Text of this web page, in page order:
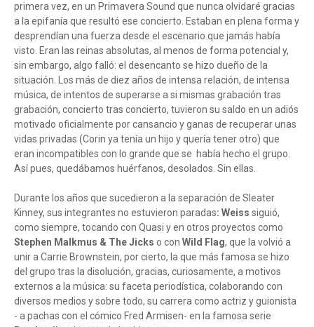
primera vez, en un Primavera Sound que nunca olvidaré gracias
a la epifanía que resultó ese concierto. Estaban en plena forma y
desprendían una fuerza desde el escenario que jamás había
visto. Eran las reinas absolutas, al menos de forma potencial y,
sin embargo, algo falló: el desencanto se hizo dueño de la
situación. Los más de diez años de intensa relación, de intensa
música, de intentos de superarse a si mismas grabación tras
grabación, concierto tras concierto, tuvieron su saldo en un adiós
motivado oficialmente por cansancio y ganas de recuperar unas
vidas privadas (Corin ya tenía un hijo y quería tener otro) que
eran incompatibles con lo grande que se había hecho el grupo.
Así pues, quedábamos huérfanos, desolados. Sin ellas.
Durante los años que sucedieron a la separación de Sleater
Kinney, sus integrantes no estuvieron paradas: Weiss siguió,
como siempre, tocando con Quasi y en otros proyectos como
Stephen Malkmus & The Jicks o con Wild Flag, que la volvió a
unir a Carrie Brownstein, por cierto, la que más famosa se hizo
del grupo tras la disolución, gracias, curiosamente, a motivos
externos a la música: su faceta periodística, colaborando con
diversos medios y sobre todo, su carrera como actriz y guionista
- a pachas con el cómico Fred Armisen- en la famosa serie